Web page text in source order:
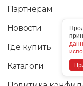
Партнерам
Новости
Где купить
Каталоги